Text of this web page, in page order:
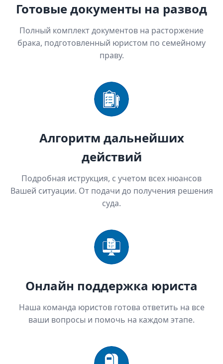
Готовые документы на развод
Полный комплект документов на расторжение
брака, подготовленный юристом по семейному
праву.
Алгоритм дальнейших
действий
Подробная иструкция, с учетом всех нюансов
Вашей ситуации. От подачи до получения решения
суда.
Онлайн поддержка юриста
Наша команда юристов готова ответить на все
ваши вопросы и помочь на каждом этапе.